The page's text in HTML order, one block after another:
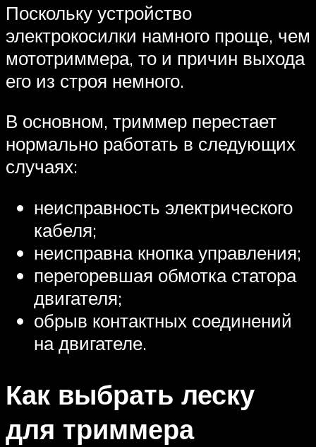
Поскольку устройство
электрокосилки намного проще, чем
мототриммера, то и причин выхода
его из строя немного.
В основном, триммер перестает
нормально работать в следующих
случаях:
неисправность электрического
кабеля;
неисправна кнопка управления;
перегоревшая обмотка статора
двигателя;
обрыв контактных соединений
на двигателе.
Как выбрать леску
для триммера